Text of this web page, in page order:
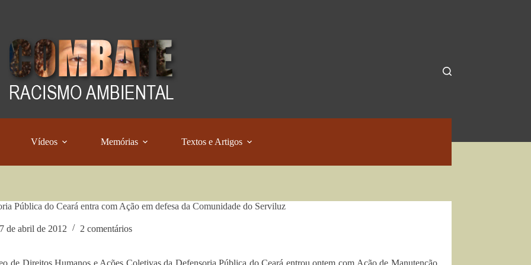
Vídeos Memórias Textos e Artigos
Pública do Ceará entra com Ação em defesa da Comunidade do Serviluz
de abril de 2012 2 comentários
de Direitos Humanos e Ações Coletivas da Defensoria Pública do Ceará entrou ontem com Ação de Manutenção